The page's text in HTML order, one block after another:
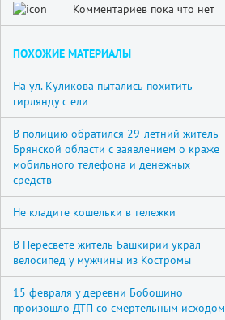
Комментариев пока что нет
ПОХОЖИЕ МАТЕРИАЛЫ
На ул. Куликова пытались похитить
гирлянду с ели
В полицию обратился 29-летний житель
Брянской области с заявлением о краже
мобильного телефона и денежных
средств
Не кладите кошельки в тележки
В Пересвете житель Башкирии украл
велосипед у мужчины из Костромы
15 февраля у деревни Бобошино
произошло ДТП со смертельным исходом